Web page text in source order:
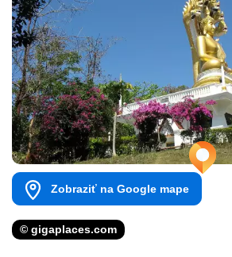
Zobraziť na Google mape
© gigaplaces.com